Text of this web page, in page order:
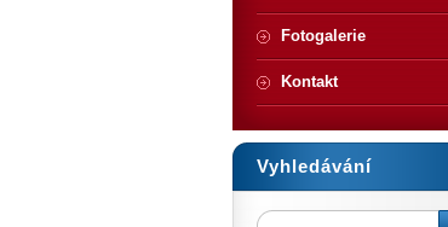
Fotogalerie
Kontakt
Vyhledávání